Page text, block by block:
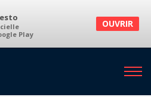
Play
OUVRIR
Boitsfort et environs